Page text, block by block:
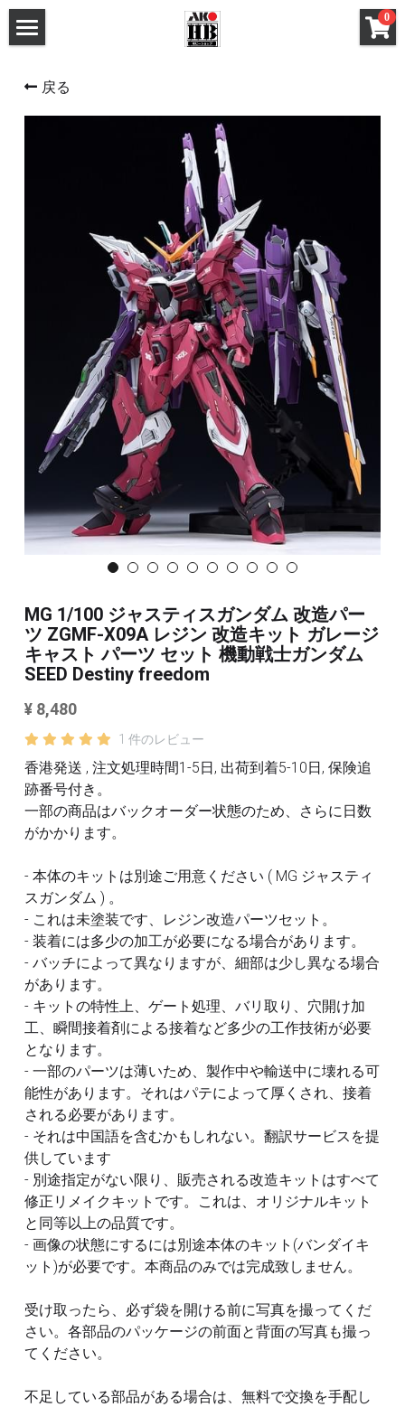
0
改造キット (MG と 1/100)
改造キット (PG/RG/HG/SD)
デカール
FAガール/メガミデ など 改造パーツ
FAガール/メガミデ など 塗装済パーツ
布服 着物
3Mサンディングスポンジ
その他/ツール
FAQ /配送ポリシー
お問い合わせ
商品カテゴリー
すべてのカテゴリー
MG と 1/100 改造キット
その他
SEED
PG RG HG SD 改造キット
フレームアームズ ガール / メガミデバイス
改造パーツ
フレームアームズ ガール / メガミデバイス
塗装済パーツ
布服 着物
3Mサンディングスポンジ
デカール
その他 ツール
全商品のリスト
戻る
MG 1/100 ジャスティスガンダム 改造パー
ツ ZGMF-X09A レジン 改造キット ガレージ
キャスト パーツ セット 機動戦士ガンダム
SEED Destiny freedom
¥ 8,480
1 件のレビュー
香港発送 , 注文処理時間1-5日, 出荷到着5-10日, 保険追
跡番号付き。
一部の商品はバックオーダー状態のため、さらに日数
がかかります。
- 本体のキットは別途ご用意ください ( MG ジャスティ
スガンダム ) 。
- これは未塗装です、レジン改造パーツセット。
- 装着には多少の加工が必要になる場合があります。
- バッチによって異なりますが、細部は少し異なる場合
があります。
- キットの特性上、ゲート処理、バリ取り、穴開け加
工、瞬間接着剤による接着など多少の工作技術が必要
となります。
- 一部のパーツは薄いため、製作中や輸送中に壊れる可
能性があります。それはパテによって厚くされ、接着
される必要があります。
- それは中国語を含むかもしれない。翻訳サービスを提
供しています
- 別途指定がない限り、販売される改造キットはすべて
修正リメイクキットです。これは、オリジナルキット
と同等以上の品質です。
- 画像の状態にするには別途本体のキット(バンダイキ
ット)が必要です。本商品のみでは完成致しません。
受け取ったら、必ず袋を開ける前に写真を撮ってくだ
さい。各部品のパッケージの前面と背面の写真も撮っ
てください。
不足している部品がある場合は、無料で交換を手配し
×
ストアカテゴリー
すべてのカテゴリー
MG と 1/100 改造キット
PG RG HG SD 改造キット
フレームアームズ ガール / メガミデバイス 改造
フレームアームズ ガール / メガミデバイス 塗装
布服 着物
3Mサンディングスポンジ
デカール
その他 ツール